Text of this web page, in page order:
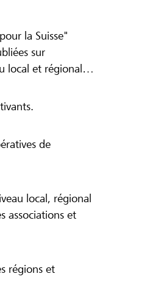
la Suisse"
sur
local et régional
de
local, régional
associations et
régions et